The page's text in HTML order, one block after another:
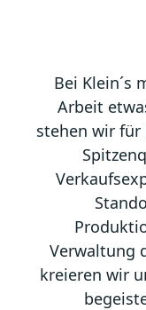
Bei Klein´s
Arbeit
stehen wir
Verwaltung
kreieren wir